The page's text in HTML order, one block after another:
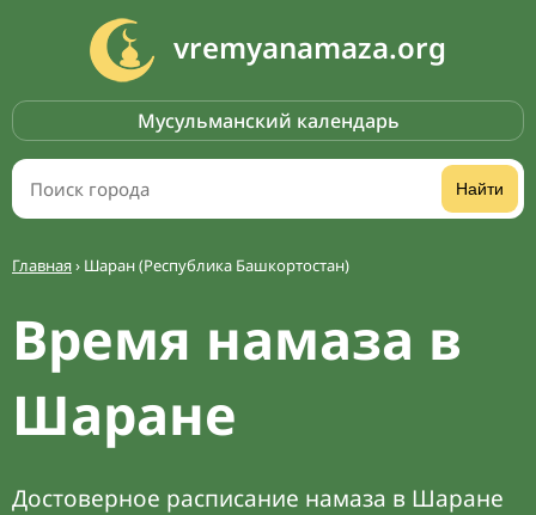
vremyanamaza.org
Мусульманский календарь
Найти
Главная› Шаран (Республика Башкортостан)
Время намаза в
Шаране
Достоверное расписание намаза в Шаране